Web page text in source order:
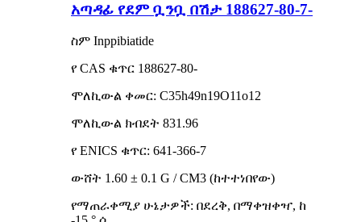
አጣዳፊ የደም ቧንቧ በሽታ 188627-80-7-
ስም Inppibiatide
የ CAS ቁጥር 188627-80-
ሞለኪውል ቀመር: C35h49n19O11o12
ሞለኪውል ክብደት 831.96
የ ENICS ቁጥር: 641-366-7
ውሸት 1.60 ± 0.1 G / CM3 (ከተተነበየው)
የማጠራቀሚያ ሁኔታዎች: በደረቅ, በማቀዝቀዣ, ከ